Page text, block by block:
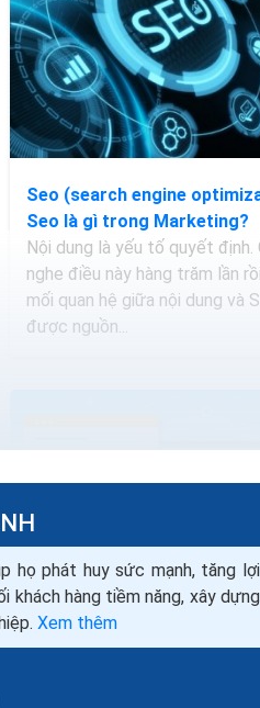
Seo (search engine
Seo là gì trong Marketing?
Nội dung là yếu tố quyết định.
nghe điều này hàng trăm lần
mối quan hệ giữa nội dung và
được nguồn...
họ phát huy sức mạnh, tăng
hàng tiềm năng, xây
Xem thêm